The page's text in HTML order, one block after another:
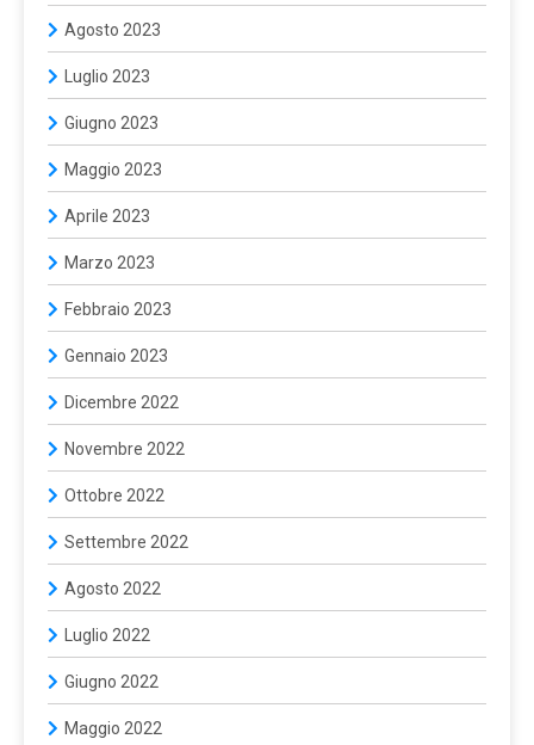
Agosto 2023
Luglio 2023
Giugno 2023
Maggio 2023
Aprile 2023
Marzo 2023
Febbraio 2023
Gennaio 2023
Dicembre 2022
Novembre 2022
Ottobre 2022
Settembre 2022
Agosto 2022
Luglio 2022
Giugno 2022
Maggio 2022